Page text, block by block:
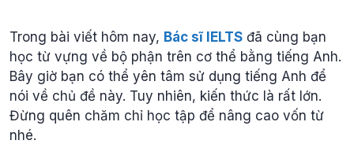
Trong bài viết hôm nay, Bác sĩ IELTS đã cùng bạn
học từ vựng về bộ phận trên cơ thể bằng tiếng Anh.
Bây giờ bạn có thể yên tâm sử dụng tiếng Anh để
nói về chủ đề này. Tuy nhiên, kiến ​​thức là rất lớn.
Đừng quên chăm chỉ học tập để nâng cao vốn từ
nhé.